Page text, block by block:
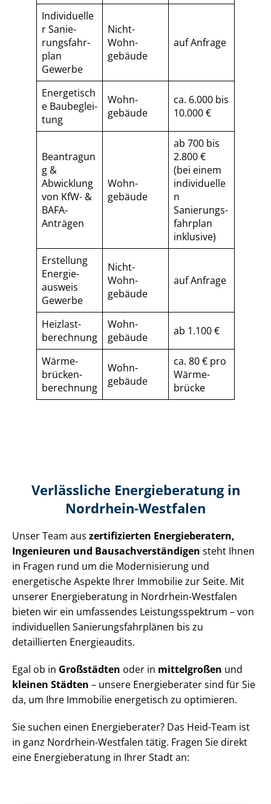
Individuelle
r Sa­nie­
rungs­fahr­
plan
Gewerbe
Nicht-
Wohn­
gebäude
auf Anfrage
Energetisch
e Baubeglei­
tung
Wohn­
gebäude
ca. 6.000 bis
10.000 €
Beantragun
g &
Abwicklung
von KfW- &
BAFA-
Anträgen
Wohn­
gebäude
ab 700 bis
2.800 €
(bei einem
individuelle
n
Sa­nie­rungs­
fahr­plan
inklusive)
Erstellung
Energie­
ausweis
Gewerbe
Nicht-
Wohn­
gebäude
auf Anfrage
Heizlast­
berechnung
Wohn­
gebäude
ab 1.100 €
Wärme­
brücken­
berechnung
Wohn­
gebäude
ca. 80 € pro
Wärme­
brücke
Verlässliche Energieberatung in
Nordrhein-Westfalen
Unser Team aus zertifizierten Energieberatern,
Ingenieuren und Bau­sach­ver­stän­di­gen steht Ihnen
in Fragen rund um die Modernisierung und
energetische Aspekte Ihrer Immobilie zur Seite. Mit
unserer Energieberatung in Nordrhein-Westfalen
bieten wir ein umfassendes Leis­tungs­spek­trum – von
individuellen Sa­nie­rungs­fahr­plä­nen bis zu
detaillierten Energieaudits.
Egal ob in Großstädten oder in mittelgroßen und
kleinen Städten – unsere Energieberater sind für Sie
da, um Ihre Immobilie energetisch zu optimieren.
Sie suchen einen Energieberater? Das Heid-Team ist
in ganz Nordrhein-Westfalen tätig. Fragen Sie direkt
eine Energieberatung in Ihrer Stadt an: